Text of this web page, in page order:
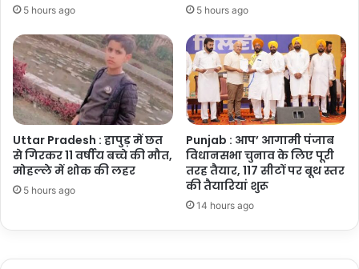
5 hours ago 5 hours ago
Uttar Pradesh : हापुड़ में छत
से गिरकर 11 वर्षीय बच्चे की मौत,
मोहल्ले में शोक की लहर
5 hours ago
Punjab : आप’ आगामी पंजाब
विधानसभा चुनाव के लिए पूरी
तरह तैयार, 117 सीटों पर बूथ स्तर
की तैयारियां शुरू
14 hours ago